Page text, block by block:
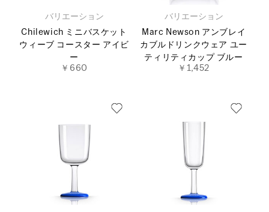
バリエーション
Chilewich ミニバスケット
ウィーブ コースター アイビ
ー
￥660
バリエーション
Marc Newson アンブレイ
カブルドリンクウェア ユー
ティリティカップ ブルー
￥1,452